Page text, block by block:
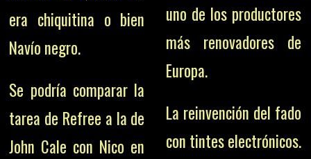
era chiquitina o bien
Navío negro.
Se podría comparar la
tarea de Refree a la de
John Cale con Nico en
uno de los productores
más renovadores de
Europa.
La reinvención del fado
con tintes electrónicos.